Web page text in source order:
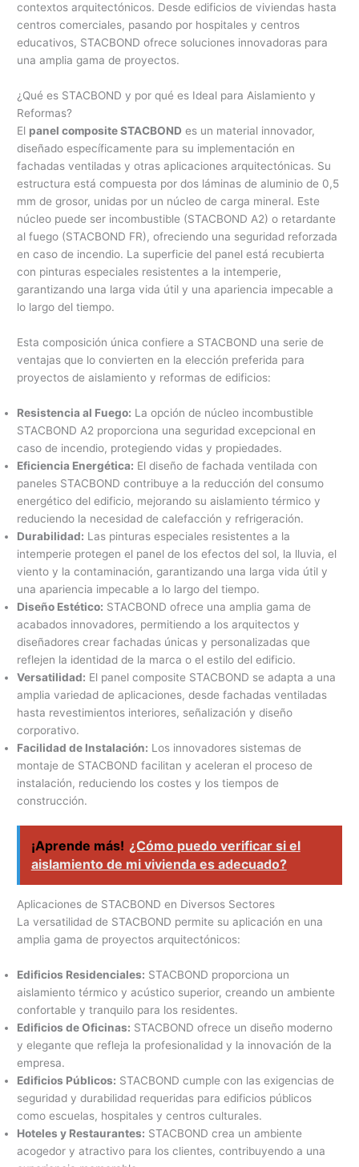
contextos arquitectónicos. Desde edificios de viviendas hasta
centros comerciales, pasando por hospitales y centros
educativos, STACBOND ofrece soluciones innovadoras para
una amplia gama de proyectos.
¿Qué es STACBOND y por qué es Ideal para Aislamiento y
Reformas?
El panel composite STACBOND es un material innovador,
diseñado específicamente para su implementación en
fachadas ventiladas y otras aplicaciones arquitectónicas. Su
estructura está compuesta por dos láminas de aluminio de 0,5
mm de grosor, unidas por un núcleo de carga mineral. Este
núcleo puede ser incombustible (STACBOND A2) o retardante
al fuego (STACBOND FR), ofreciendo una seguridad reforzada
en caso de incendio. La superficie del panel está recubierta
con pinturas especiales resistentes a la intemperie,
garantizando una larga vida útil y una apariencia impecable a
lo largo del tiempo.
Esta composición única confiere a STACBOND una serie de
ventajas que lo convierten en la elección preferida para
proyectos de aislamiento y reformas de edificios:
Resistencia al Fuego: La opción de núcleo incombustible
STACBOND A2 proporciona una seguridad excepcional en
caso de incendio, protegiendo vidas y propiedades.
Eficiencia Energética: El diseño de fachada ventilada con
paneles STACBOND contribuye a la reducción del consumo
energético del edificio, mejorando su aislamiento térmico y
reduciendo la necesidad de calefacción y refrigeración.
Durabilidad: Las pinturas especiales resistentes a la
intemperie protegen el panel de los efectos del sol, la lluvia, el
viento y la contaminación, garantizando una larga vida útil y
una apariencia impecable a lo largo del tiempo.
Diseño Estético: STACBOND ofrece una amplia gama de
acabados innovadores, permitiendo a los arquitectos y
diseñadores crear fachadas únicas y personalizadas que
reflejen la identidad de la marca o el estilo del edificio.
Versatilidad: El panel composite STACBOND se adapta a una
amplia variedad de aplicaciones, desde fachadas ventiladas
hasta revestimientos interiores, señalización y diseño
corporativo.
Facilidad de Instalación: Los innovadores sistemas de
montaje de STACBOND facilitan y aceleran el proceso de
instalación, reduciendo los costes y los tiempos de
construcción.
¡Aprende más! ¿Cómo puedo verificar si el
aislamiento de mi vivienda es adecuado?
Aplicaciones de STACBOND en Diversos Sectores
La versatilidad de STACBOND permite su aplicación en una
amplia gama de proyectos arquitectónicos:
Edificios Residenciales: STACBOND proporciona un
aislamiento térmico y acústico superior, creando un ambiente
confortable y tranquilo para los residentes.
Edificios de Oficinas: STACBOND ofrece un diseño moderno
y elegante que refleja la profesionalidad y la innovación de la
empresa.
Edificios Públicos: STACBOND cumple con las exigencias de
seguridad y durabilidad requeridas para edificios públicos
como escuelas, hospitales y centros culturales.
Hoteles y Restaurantes: STACBOND crea un ambiente
acogedor y atractivo para los clientes, contribuyendo a una